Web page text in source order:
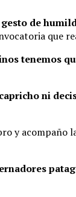
de
que
tenemos
ni
y acompaño